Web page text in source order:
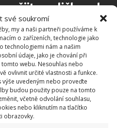
své soukromí
my a naši partneři používáme k
o zařízeních, technologie jako
technologiemi nám a našim
údaje, jako je chování při
webu. Nesouhlas nebo
ovlivnit určité vlastnosti a funkce.
výše uvedeným nebo proveďte
budou použity pouze na tomto
včetně odvolání souhlasu,
nebo kliknutím na tlačítko
obrazovky.
roličky od
jak závěsy a záclony
jejich vzhled a snad i
pozitivního
zkuste tento fígl, jenž
pořiďte si několik roliček
poslouží vlastně